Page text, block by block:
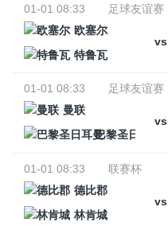
01-01 08:33
足球友谊赛
欧塞尔
vs
特鲁瓦
01-01 08:33
足球友谊赛
曼联
vs
巴黎圣日耳曼
01-01 08:33
联赛杯
德比郡
vs
林肯城